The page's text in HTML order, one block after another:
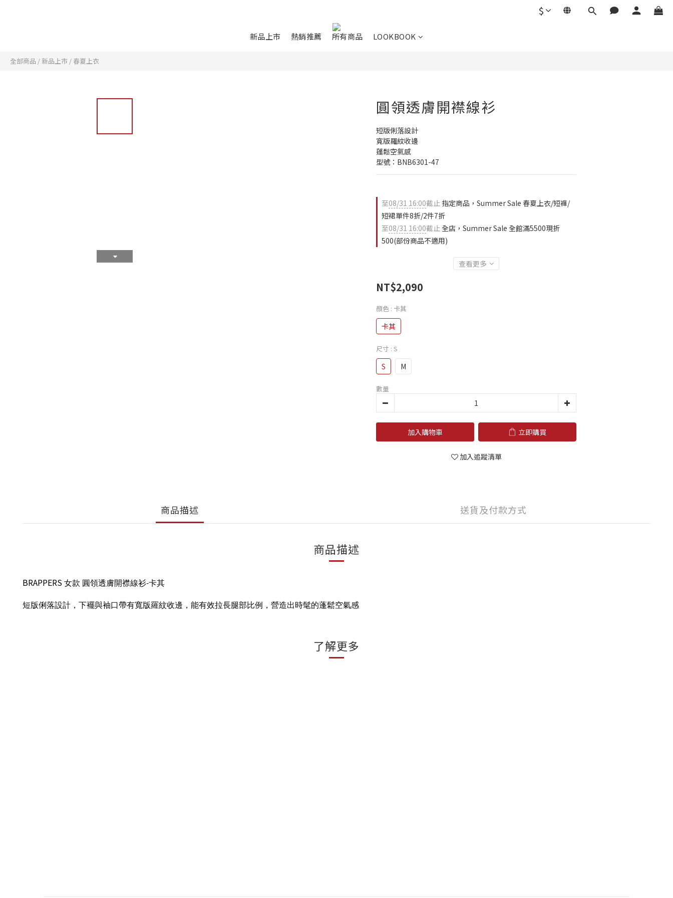
$
新品上市 熱銷推薦 所有商品 LOOKBOOK
全部商品 /新品上市 / 春夏上衣
圓領透膚開襟線衫
短版俐落設計
寬版羅紋收邊
蓬鬆空氣感
型號：BNB6301-47
至08/31 16:00截止 指定商品，Summer Sale 春夏上衣/短褲/
短裙單件8折/2件7折
至08/31 16:00截止全店，Summer Sale 全館滿5500現折
500(部份商品不適用)
查看更多
NT$2,090
顏色 : 卡其
卡其
尺寸 : S
S M
數量
加入購物車 立即購買
加入追蹤清單
商品描述 送貨及付款方式
商品描述
BRAPPERS女款 圓領透膚開襟線衫-卡其
短版俐落設計，下襬與袖口帶有寬版羅紋收邊，能有效拉長腿部比例，營造出時髦的蓬鬆空氣感
了解更多
立即購買